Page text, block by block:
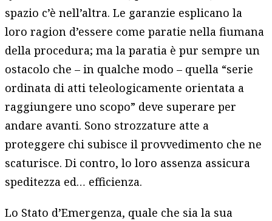
spazio c’è nell’altra. Le garanzie esplicano la
loro ragion d’essere come paratie nella fiumana
della procedura; ma la paratia è pur sempre un
ostacolo che – in qualche modo – quella “serie
ordinata di atti teleologicamente orientata a
raggiungere uno scopo” deve superare per
andare avanti. Sono strozzature atte a
proteggere chi subisce il provvedimento che ne
scaturisce. Di contro, lo loro assenza assicura
speditezza ed… efficienza.
Lo Stato d’Emergenza, quale che sia la sua